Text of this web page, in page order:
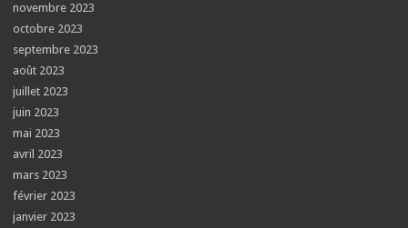
novembre 2023
octobre 2023
septembre 2023
août 2023
juillet 2023
juin 2023
mai 2023
avril 2023
mars 2023
février 2023
janvier 2023